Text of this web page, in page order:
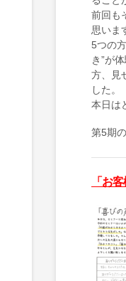
前回も
思いま
5つの
き”が
方、見
した。
本日は
第5期
「お